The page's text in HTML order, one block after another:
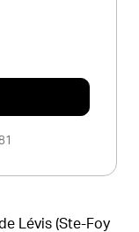
Lévis (Ste-Foy